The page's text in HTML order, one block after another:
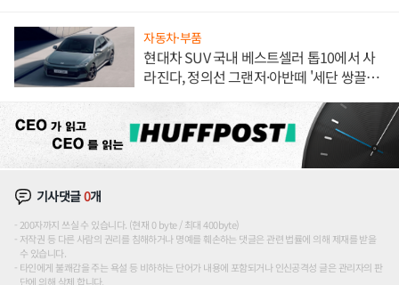
자동차·부품
현대차 SUV 국내 베스트셀러 톱10에서 사
라진다, 정의선 그랜저·아반떼 '세단 쌍끌
기사댓글0개
200자까지 쓰실 수 있습니다. (현재 0 byte / 최대 400byte)
저작권 등 다른 사람의 권리를 침해하거나 명예를 훼손하는 댓글은 관련 법률에 의해 제재를 받을
수 있습니다.
타인에게 불쾌감을 주는 욕설 등 비하하는 단어가 내용에 포함되거나 인신공격성 글은 관리자의 판
단에 의해 삭제 합니다.